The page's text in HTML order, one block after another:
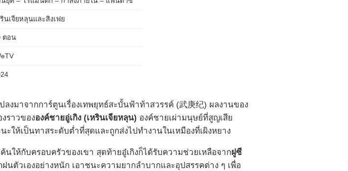
นเจียหลุนและสิงเฟย
ตอน
งมาจากการ์ตูนเรื่องเทพยุทธ์สะบั้นฟ้าท้าสวรรค์ (武庚纪) ผลงานของ
งราวขององค์ชายอู่เกิง (เหรินเจียหลุน) องค์ชายเผ่ามนุษย์ที่สูญเสีย
ให้เป็นทาสระดับต่ำที่สุดและถูกส่งไปทำงานในเหมืองที่เผิงหยาง
ให้กับครอบครัวของเขา สุดท้ายอู๋เกิงก็ได้รับความช่วยเหลือจากฝูซี
ฝนตัวเองอย่างหนัก เอาชนะความยากลำบากและอุปสรรคต่าง ๆ เพื่อ